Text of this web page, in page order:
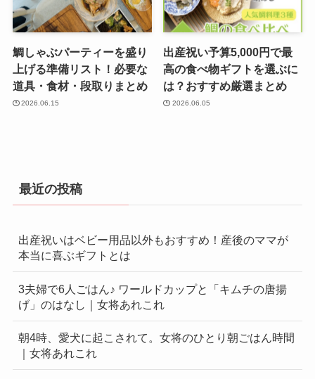
鯛しゃぶパーティーを盛り
上げる準備リスト！必要な
道具・食材・段取りまとめ
2026.06.15
出産祝い予算5,000円で最
高の食べ物ギフトを選ぶに
は？おすすめ厳選まとめ
2026.06.05
最近の投稿
出産祝いはベビー用品以外もおすすめ！産後のママが
本当に喜ぶギフトとは
3夫婦で6人ごはん♪ ワールドカップと「キムチの唐揚
げ」のはなし｜女将あれこれ
朝4時、愛犬に起こされて。女将のひとり朝ごはん時間
｜女将あれこれ